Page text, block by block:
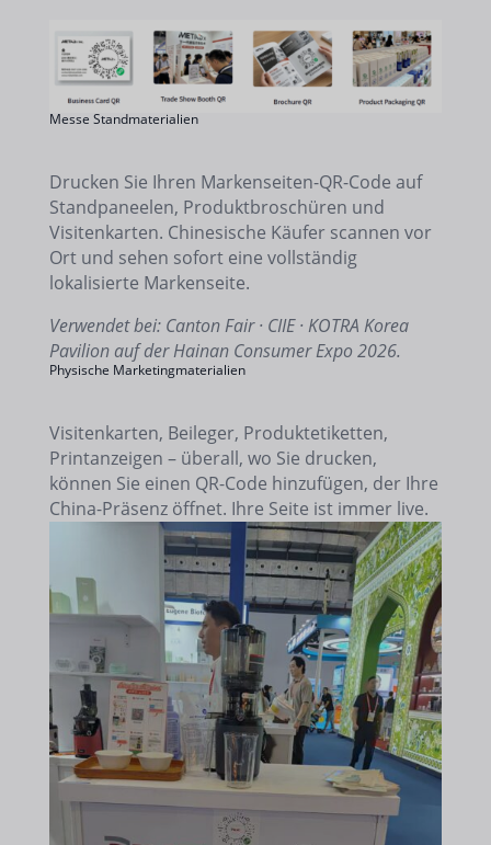
Messe Standmaterialien
Drucken Sie Ihren Markenseiten-QR-Code auf
Standpaneelen, Produktbroschüren und
Visitenkarten. Chinesische Käufer scannen vor
Ort und sehen sofort eine vollständig
lokalisierte Markenseite.
Verwendet bei: Canton Fair · CIIE · KOTRA Korea
Pavilion auf der Hainan Consumer Expo 2026.
Physische Marketingmaterialien
Visitenkarten, Beileger, Produktetiketten,
Printanzeigen – überall, wo Sie drucken,
können Sie einen QR-Code hinzufügen, der Ihre
China-Präsenz öffnet. Ihre Seite ist immer live.